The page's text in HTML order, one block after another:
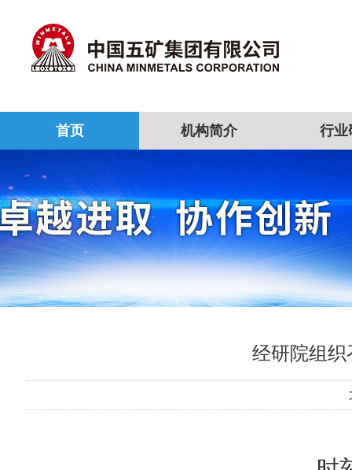
首页 机构简介 行业
经研院组织